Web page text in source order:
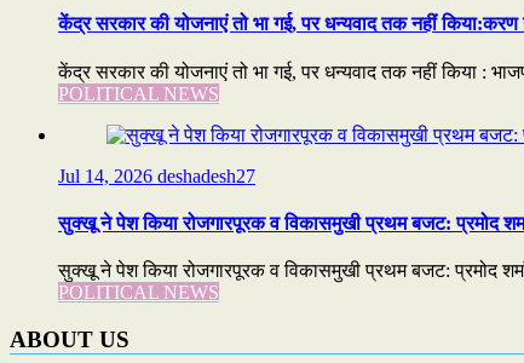
केंद्र सरकार की योजनाएं तो भा गई, पर धन्यवाद तक नहीं किया:करण
केंद्र सरकार की योजनाएं तो भा गई, पर धन्यवाद तक नहीं किया :
POLITICAL NEWS
Jul 14, 2026 deshadesh27
सुक्खू ने पेश किया रोजगारपूरक व विकासमुखी प्रथम बजट: प्रमोद
सुक्खू ने पेश किया रोजगारपूरक व विकासमुखी प्रथम बजट: प्रमोद
POLITICAL NEWS
ABOUT US